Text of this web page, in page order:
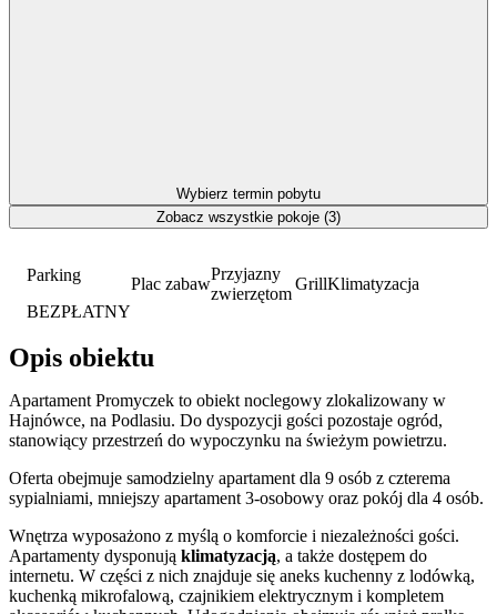
Parking
BEZPŁATNY
Plac zabaw
Przyjazny
zwierzętom
GrillKlimatyzacja
Opis obiektu
Apartament Promyczek to obiekt noclegowy zlokalizowany w
Hajnówce, na Podlasiu. Do dyspozycji gości pozostaje ogród,
stanowiący przestrzeń do wypoczynku na świeżym powietrzu.
Oferta obejmuje samodzielny apartament dla 9 osób z czterema
sypialniami, mniejszy apartament 3-osobowy oraz pokój dla 4 osób.
Wnętrza wyposażono z myślą o komforcie i niezależności gości.
Apartamenty dysponują klimatyzacją, a także dostępem do
internetu. W części z nich znajduje się aneks kuchenny z lodówką,
kuchenką mikrofalową, czajnikiem elektrycznym i kompletem
Wybierz termin pobytu
Zobacz wszystkie pokoje (3)